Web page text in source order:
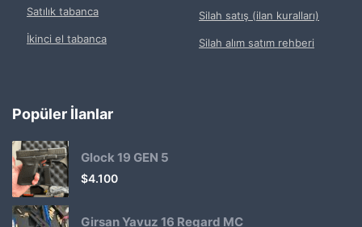
Satılık tabanca
İkinci el tabanca
Silah satış (ilan kuralları)
Silah alım satım rehberi
Popüler İlanlar
Glock 19 GEN 5
$4.100
Girsan Yavuz 16 Regard MC